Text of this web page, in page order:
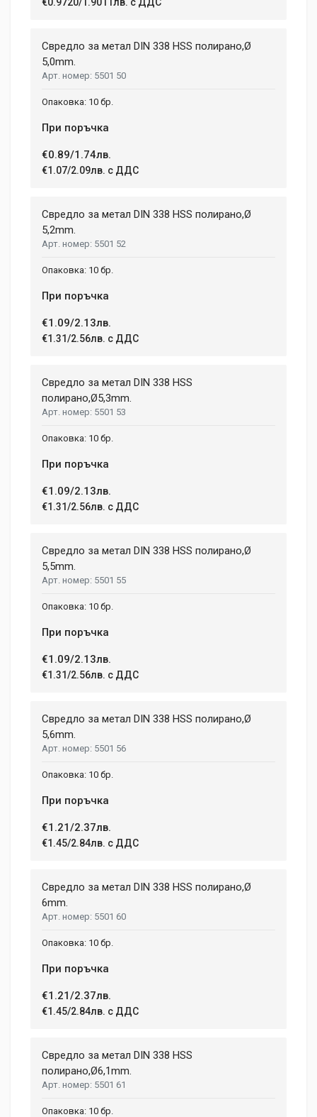
Свредло за метал DIN 338 HSS полирано,Ø
5,0mm.
5501 50
10 бр.
При поръчка
€0.89/1.74лв.
€1.07/2.09лв. с ДДС
Свредло за метал DIN 338 HSS полирано,Ø
5,2mm.
5501 52
10 бр.
При поръчка
€1.09/2.13лв.
€1.31/2.56лв. с ДДС
Свредло за метал DIN 338 HSS
полиранo,Ø5,3mm.
5501 53
10 бр.
При поръчка
€1.09/2.13лв.
€1.31/2.56лв. с ДДС
Свредло за метал DIN 338 HSS полирано,Ø
5,5mm.
5501 55
10 бр.
При поръчка
€1.09/2.13лв.
€1.31/2.56лв. с ДДС
Свредло за метал DIN 338 HSS полирано,Ø
5,6mm.
5501 56
10 бр.
При поръчка
€1.21/2.37лв.
€1.45/2.84лв. с ДДС
Свредло за метал DIN 338 HSS полирано,Ø
6mm.
5501 60
10 бр.
При поръчка
€1.21/2.37лв.
€1.45/2.84лв. с ДДС
Свредло за метал DIN 338 HSS
полиранo,Ø6,1mm.
5501 61
10 бр.